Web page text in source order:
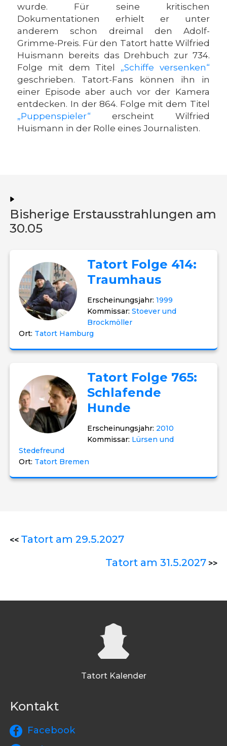
wurde. Für seine kritischen
Dokumentationen erhielt er unter
anderem schon dreimal den Adolf-
Grimme-Preis. Für den Tatort hatte Wilfried
Huismann bereits das Drehbuch zur 734.
Folge mit dem Titel „Schiffe versenken“
geschrieben. Tatort-Fans können ihn in
einer Episode aber auch vor der Kamera
entdecken. In der 864. Folge mit dem Titel
„Puppenspieler“ erscheint Wilfried
Huismann in der Rolle eines Journalisten.
Bisherige Erstausstrahlungen am
30.05
Tatort Folge 414:
Traumhaus
Erscheinungsjahr:1999
Kommissar:Stoever und
Brockmöller
Ort: Tatort Hamburg
Tatort Folge 765:
Schlafende
Hunde
Erscheinungsjahr: 2010
Kommissar: Lürsen und
Stedefreund
Ort: Tatort Bremen
<< Tatort am 29.5.2027
Tatort am 31.5.2027 >>
Tatort Kalender
Kontakt
Facebook